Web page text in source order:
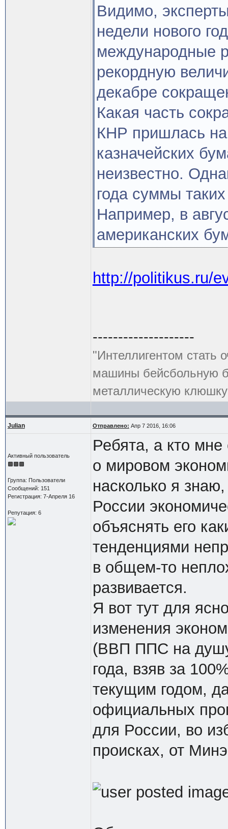
Видимо,
недели нового
международные
рекордную
декабре
Какая часть
КНР пришлась
казначейских
неизвестно.
года суммы
Например, в
американских
http://politikus.ru/
--------------------
"Интеллигентом стать
машины бейсбольную
металлическую
Julian Отправлено: Апр 7 2016, 16:06
Активный пользователь
Группа: Пользователи
Сообщений: 151
Регистрация: 7-Апреля 16
Репутация: 6
Ребята, а кто мне
о мировом
насколько я
России
объяснять его
тенденциями
в общем-то
развивается.
Я вот тут для
изменения
(ВВП ППС на душу
года, взяв за
текущим годом,
официальных
для России, во
происках, от